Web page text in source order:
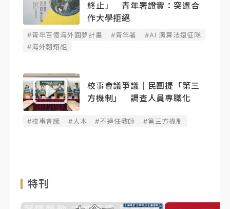
終止」 青年署證實：突遭合
作大學拒絕
#青年百億海外圓夢計畫 #青年署
#AI 演算法遠征隊
#海外翱翔組
校事會議爭議｜民團提「第三
方機制」 調查人員專職化
#校事會議 #人本 #不適任教師 #第三方機制
特刊